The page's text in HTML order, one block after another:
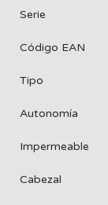
Serie
Código EAN
Tipo
Autonomía
Impermeable
Cabezal